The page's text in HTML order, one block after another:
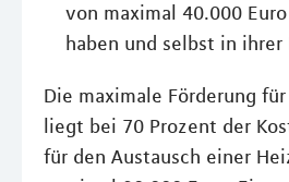
von maximal 40.000
haben und selbst in
Die maximale Förderung
liegt bei 70 Prozent der
für den Austausch einer